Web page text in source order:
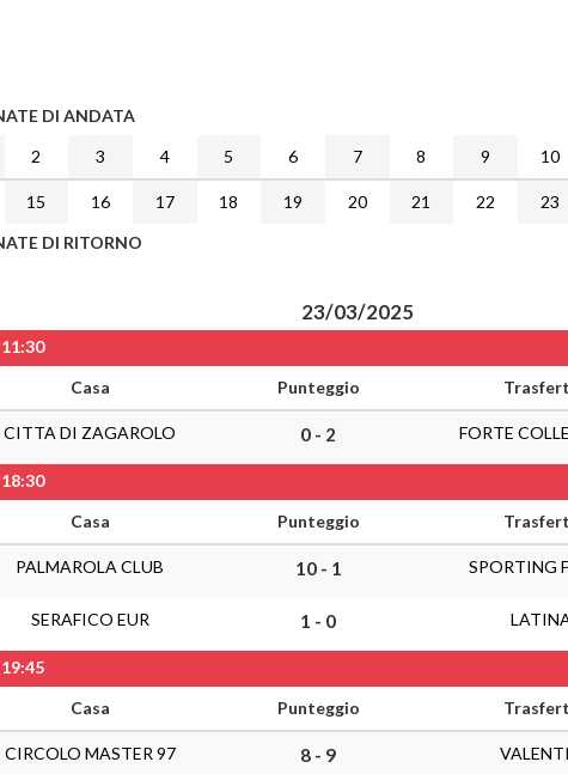
DI ANDATA
2 3 4 5 6 7 8 9 10
15 16 17 18 19 20 21 22 23
DI RITORNO
23/03/2025
11:30
Casa
Punteggio
CITTA DI ZAGAROLO 0 - 2 FORTE
18:30
Casa
Punteggio
PALMAROLA CLUB 10 - 1 SPORTING
SERAFICO EUR 1 - 0
19:45
Casa
Punteggio
CIRCOLO MASTER 97 8 - 9